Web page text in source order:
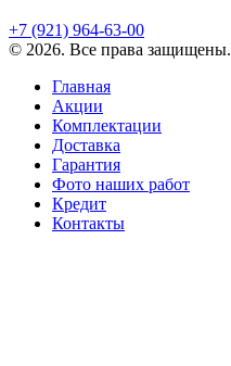
+7 (921) 964-63-00
© 2026. Все права защищены.
Главная
Акции
Комплектации
Доставка
Гарантия
Фото наших работ
Кредит
Контакты